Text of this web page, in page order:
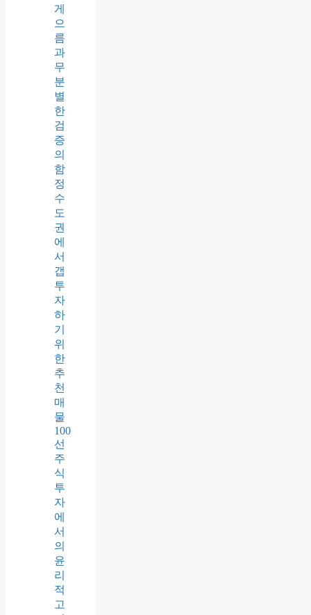
게
으
름
과
무
분
별
한
검
증
의
함
정
수
도
권
에
서
갭
투
자
하
기
위
한
추
천
매
물
100
선
주
식
투
자
에
서
의
윤
리
적
고